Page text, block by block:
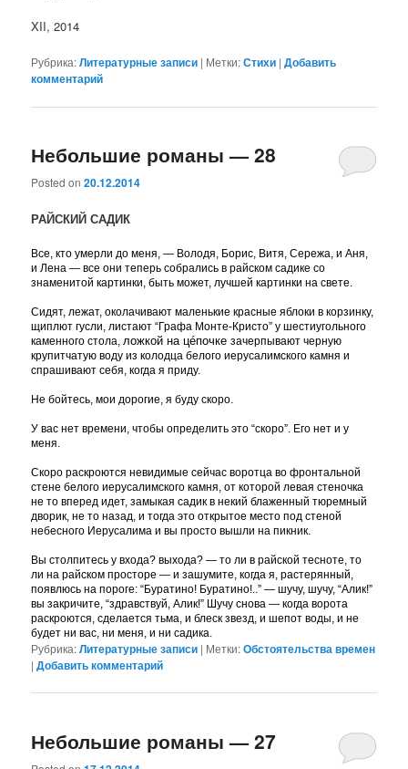
XII, 2014
Рубрика:Литературные записи | Метки:Стихи |Добавить
комментарий
Небольшие романы — 28
Posted on20.12.2014
РАЙСКИЙ САДИК
Все, кто умерли до меня, — Володя, Борис, Витя, Сережа, и Аня,
и Лена — все они теперь собрались в райском садике со
знаменитой картинки, быть может, лучшей картинки на свете.
Сидят, лежат, околачивают маленькие красные яблоки в корзинку,
щиплют гусли, листают “Графа Монте-Кристо” у шестиугольного
каменного стола,ложкой на цéпочкезачерпывают черную
крупитчатую воду из колодца белого иерусалимского камня и
спрашивают себя, когда я приду.
Не бойтесь, мои дорогие, я буду скоро.
У вас нет времени, чтобы определить это “скоро”. Его нет и у
меня.
Скоро раскроются невидимые сейчас воротца во фронтальной
стене белого иерусалимского камня, от которой левая стеночка
не то вперед идет, замыкая садик в некий блаженный тюремный
дворик, не то назад, и тогда это открытое место под стеной
небесного Иерусалима и вы просто вышли на пикник.
Вы столпитесь у входа? выхода? — то ли в райской тесноте, то
ли на райском просторе — и зашумите, когда я, растерянный,
появлюсь на пороге: “Буратино! Буратино!..” — шучу, шучу, “Алик!”
вы закричите, “здравствуй, Алик!” Шучу снова — когда ворота
раскроются, сделается тьма, и блеск звезд, и шепот воды, и не
будет ни вас, ни меня, и ни садика.
Рубрика:Литературные записи | Метки:Обстоятельства времен
|Добавить комментарий
Небольшие романы — 27